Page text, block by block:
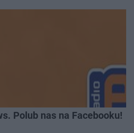
Polub nas na Facebooku!